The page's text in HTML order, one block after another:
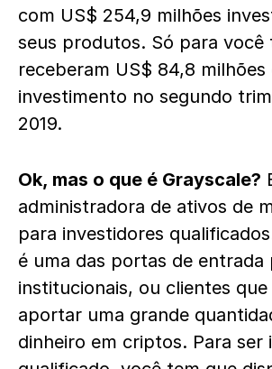
com US$ 254,9 milhões
seus produtos. Só para você
receberam US$ 84,8 milhões
investimento no segundo
2019.
Ok, mas o que é Grayscale?
administradora de ativos de
para investidores
é uma das portas de entrada
institucionais, ou clientes
aportar uma grande
dinheiro em criptos. Para ser